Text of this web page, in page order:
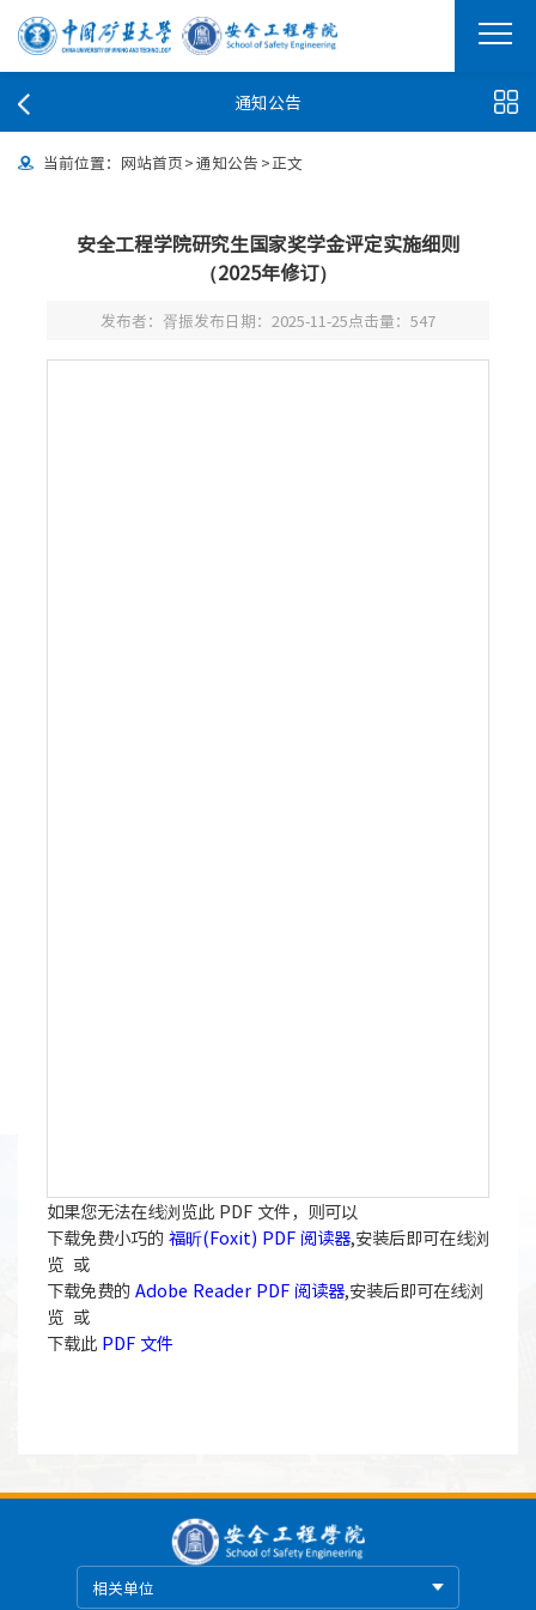
通知公告
当前位置： 网站首页>通知公告 >正文
安全工程学院研究生国家奖学金评定实施细则
（2025年修订）
发布者：胥振发布日期：2025-11-25点击量： 547
如果您无法在线浏览此 PDF 文件，则可以
下载免费小巧的福昕(Foxit) PDF 阅读器,安装后即可在线浏
览 或
下载免费的Adobe Reader PDF 阅读器,安装后即可在线浏
览 或
下载此 PDF 文件
相关单位